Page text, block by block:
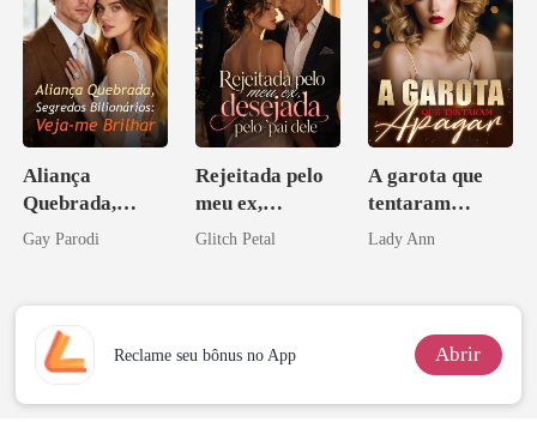
Aliança
Quebrada,
Segredos
Gay Parodi
Rejeitada pelo
meu ex,
desejada pelo
Glitch Petal
A garota que
tentaram
apagar
Lady Ann
Reclame seu bônus no App Abrir